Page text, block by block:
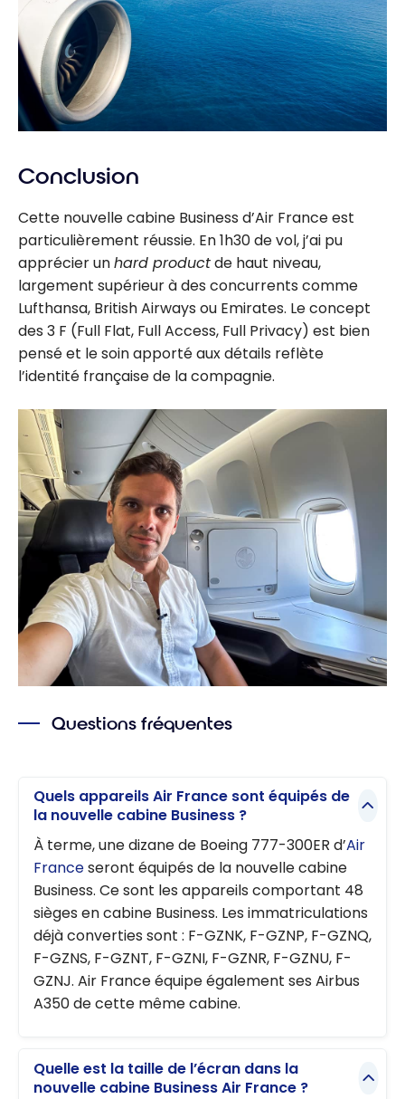
Conclusion
Cette nouvelle cabine Business d’Air France est
particulièrement réussie. En 1h30 de vol, j’ai pu
apprécier unhard productde haut niveau,
largement supérieur à des concurrents comme
Lufthansa, British Airways ou Emirates. Le concept
des 3 F (Full Flat, Full Access, Full Privacy) est bien
pensé et le soin apporté aux détails reflète
l’identité française de la compagnie.
Questions fréquentes
Quels appareils Air France sont équipés de
la nouvelle cabine Business ?
À terme, une dizane de Boeing 777-300ER d’Air
Franceseront équipés de la nouvelle cabine
Business. Ce sont les appareils comportant 48
sièges en cabine Business. Les immatriculations
déjà converties sont : F-GZNK, F-GZNP, F-GZNQ,
F-GZNS, F-GZNT, F-GZNI, F-GZNR, F-GZNU, F-
GZNJ. Air France équipe également ses Airbus
A350 de cette même cabine.
Quelle est la taille de l’écran dans la
nouvelle cabine Business Air France ?